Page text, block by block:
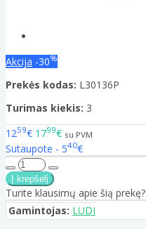
Akcija -30%
Prekės kodas: L30136P
Turimas kiekis: 3
1259€ 1799€ su PVM
Sutaupote - 540€
Turite klausimų apie šią prekę?
Gamintojas: LUDI